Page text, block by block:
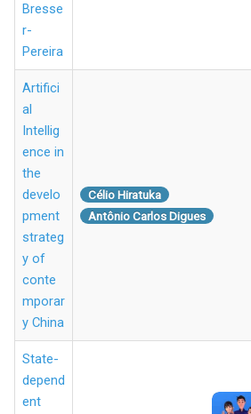
Bresse
r-
Pereira
Artifici
al
Intellig
ence in
the
develo
pment
strateg
y of
conte
mporar
y China
Célio Hiratuka
Antônio Carlos Digues
State-
depend
ent